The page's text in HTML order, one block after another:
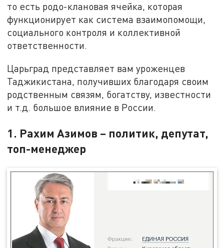
то есть родо-клановая ячейка, которая
функционирует как система взаимопомощи,
социального контроля и коллективной
ответственности.
Царьград представляет вам уроженцев
Таджикистана, получивших благодаря своим
родственным связям, богатству, известности
и т.д. большое влияние в России.
1. Рахим Азимов – политик, депутат,
топ-менеджер